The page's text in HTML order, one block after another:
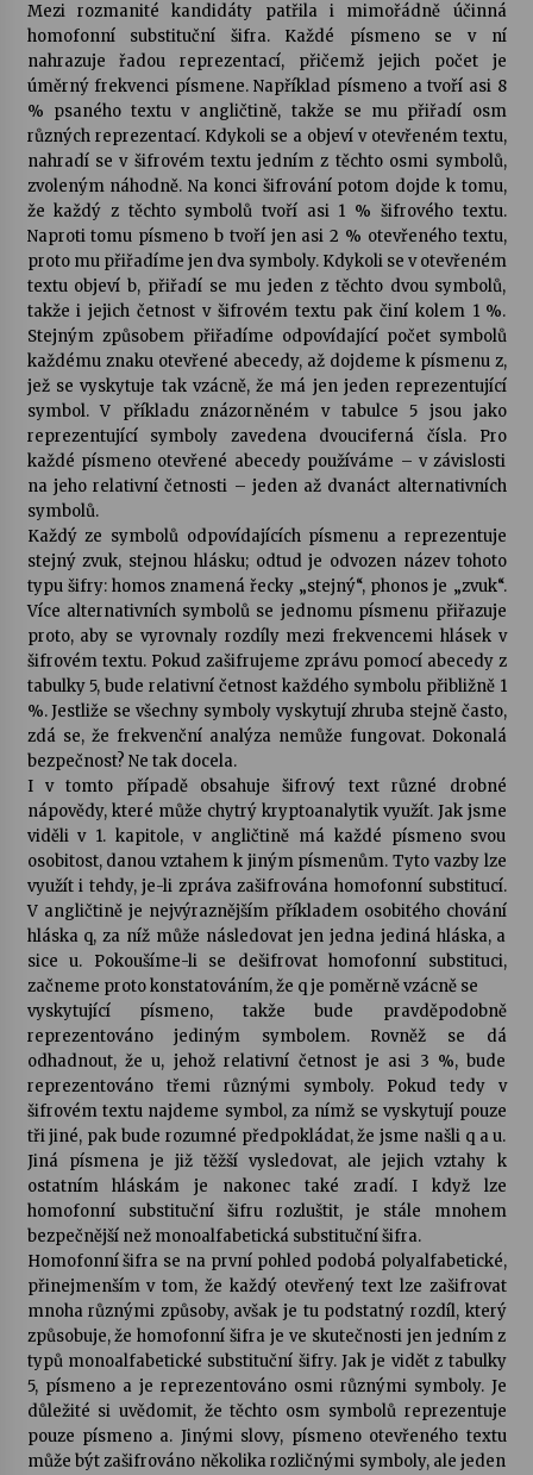
Mezi rozmanité kandidáty patřila i mimořádně účinná
homofonní substituční šifra. Každé písmeno se v ní
nahrazuje řadou reprezentací, přičemž jejich počet je
úměrný frekvenci písmene. Například písmeno a tvoří asi 8
% psaného textu v angličtině, takže se mu přiřadí osm
různých reprezentací. Kdykoli se a objeví v otevřeném textu,
nahradí se v šifrovém textu jedním z těchto osmi symbolů,
zvoleným náhodně. Na konci šifrování potom dojde k tomu,
že každý z těchto symbolů tvoří asi 1 % šifrového textu.
Naproti tomu písmeno b tvoří jen asi 2 % otevřeného textu,
proto mu přiřadíme jen dva symboly. Kdykoli se v otevřeném
textu objeví b, přiřadí se mu jeden z těchto dvou symbolů,
takže i jejich četnost v šifrovém textu pak činí kolem 1 %.
Stejným způsobem přiřadíme odpovídající počet symbolů
každému znaku otevřené abecedy, až dojdeme k písmenu z,
jež se vyskytuje tak vzácně, že má jen jeden reprezentující
symbol. V příkladu znázorněném v tabulce 5 jsou jako
reprezentující symboly zavedena dvouciferná čísla. Pro
každé písmeno otevřené abecedy používáme – v závislosti
na jeho relativní četnosti – jeden až dvanáct alternativních
symbolů.
Každý ze symbolů odpovídajících písmenu a reprezentuje
stejný zvuk, stejnou hlásku; odtud je odvozen název tohoto
typu šifry: homos znamená řecky „stejný“, phonos je „zvuk“.
Více alternativních symbolů se jednomu písmenu přiřazuje
proto, aby se vyrovnaly rozdíly mezi frekvencemi hlásek v
šifrovém textu. Pokud zašifrujeme zprávu pomocí abecedy z
tabulky 5, bude relativní četnost každého symbolu přibližně 1
%. Jestliže se všechny symboly vyskytují zhruba stejně často,
zdá se, že frekvenční analýza nemůže fungovat. Dokonalá
bezpečnost? Ne tak docela.
I v tomto případě obsahuje šifrový text různé drobné
nápovědy, které může chytrý kryptoanalytik využít. Jak jsme
viděli v 1. kapitole, v angličtině má každé písmeno svou
osobitost, danou vztahem k jiným písmenům. Tyto vazby lze
využít i tehdy, je-li zpráva zašifrována homofonní substitucí.
V angličtině je nejvýraznějším příkladem osobitého chování
hláska q, za níž může následovat jen jedna jediná hláska, a
sice u. Pokoušíme-li se dešifrovat homofonní substituci,
začneme proto konstatováním, že q je poměrně vzácně se
vyskytující písmeno, takže bude pravděpodobně
reprezentováno jediným symbolem. Rovněž se dá
odhadnout, že u, jehož relativní četnost je asi 3 %, bude
reprezentováno třemi různými symboly. Pokud tedy v
šifrovém textu najdeme symbol, za nímž se vyskytují pouze
tři jiné, pak bude rozumné předpokládat, že jsme našli q a u.
Jiná písmena je již těžší vysledovat, ale jejich vztahy k
ostatním hláskám je nakonec také zradí. I když lze
homofonní substituční šifru rozluštit, je stále mnohem
bezpečnější než monoalfabetická substituční šifra.
Homofonní šifra se na první pohled podobá polyalfabetické,
přinejmenším v tom, že každý otevřený text lze zašifrovat
mnoha různými způsoby, avšak je tu podstatný rozdíl, který
způsobuje, že homofonní šifra je ve skutečnosti jen jedním z
typů monoalfabetické substituční šifry. Jak je vidět z tabulky
5, písmeno a je reprezentováno osmi různými symboly. Je
důležité si uvědomit, že těchto osm symbolů reprezentuje
pouze písmeno a. Jinými slovy, písmeno otevřeného textu
může být zašifrováno několika rozličnými symboly, ale jeden